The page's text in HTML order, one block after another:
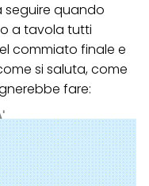
seguire quando
a tavola tutti
commiato finale e
si saluta, come
fare: